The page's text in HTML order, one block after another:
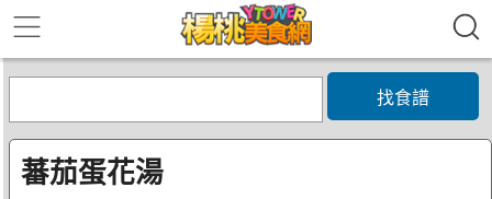
找食譜
蕃茄蛋花湯